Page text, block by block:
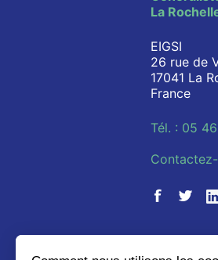
La
EIGSI
26 rue de
17041 La
France
Tél. : 05